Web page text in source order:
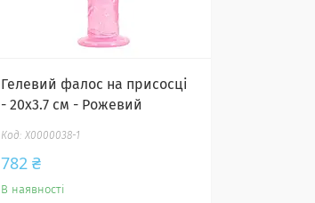
Гелевий фалос на присосці
- 20x3.7 см - Рожевий
X0000038-1
782 ₴
В наявності